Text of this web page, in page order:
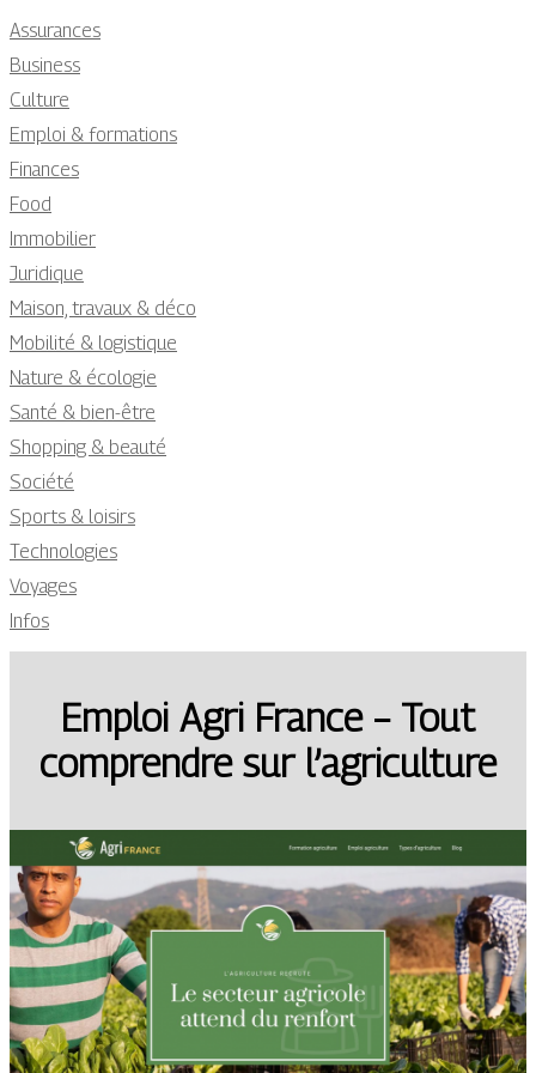
Assurances
Business
Culture
Emploi & formations
Finances
Food
Immobilier
Juridique
Maison, travaux & déco
Mobilité & logistique
Nature & écologie
Santé & bien-être
Shopping & beauté
Société
Sports & loisirs
Technologies
Voyages
Infos
Emploi Agri France – Tout
comprendre sur l’agriculture